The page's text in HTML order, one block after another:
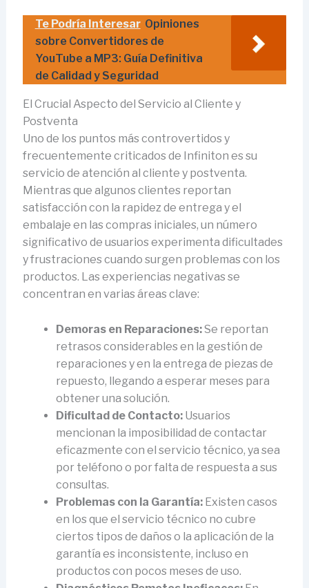
Te Podría Interesar Opiniones
sobre Convertidores de
YouTube a MP3: Guía Definitiva
de Calidad y Seguridad
El Crucial Aspecto del Servicio al Cliente y
Postventa
Uno de los puntos más controvertidos y
frecuentemente criticados de Infiniton es su
servicio de atención al cliente y postventa.
Mientras que algunos clientes reportan
satisfacción con la rapidez de entrega y el
embalaje en las compras iniciales, un número
significativo de usuarios experimenta dificultades
y frustraciones cuando surgen problemas con los
productos. Las experiencias negativas se
concentran en varias áreas clave:
Demoras en Reparaciones:Se reportan
retrasos considerables en la gestión de
reparaciones y en la entrega de piezas de
repuesto, llegando a esperar meses para
obtener una solución.
Dificultad de Contacto:Usuarios
mencionan la imposibilidad de contactar
eficazmente con el servicio técnico, ya sea
por teléfono o por falta de respuesta a sus
consultas.
Problemas con la Garantía:Existen casos
en los que el servicio técnico no cubre
ciertos tipos de daños o la aplicación de la
garantía es inconsistente, incluso en
productos con pocos meses de uso.